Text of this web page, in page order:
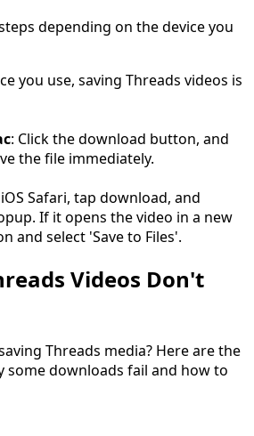
depending on the device you
you use, saving Threads videos is
: Click the download button, and
the file immediately.
Safari, tap download, and
If it opens the video in a new
and select 'Save to Files'.
Videos Don't
Threads media? Here are the
some downloads fail and how to